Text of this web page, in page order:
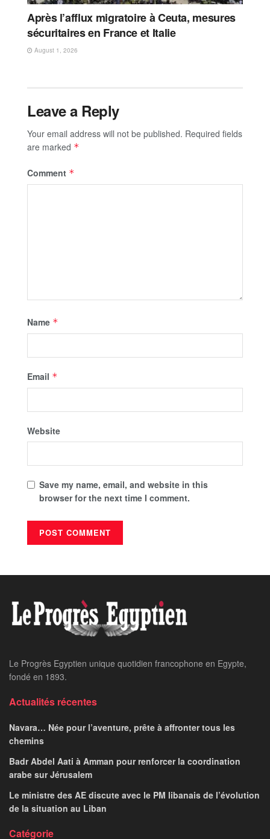
Après l’afflux migratoire à Ceuta, mesures
sécuritaires en France et Italie
August 1, 2026
Leave a Reply
Your email address will not be published. Required fields
are marked *
Comment *
Name *
Email *
Website
Save my name, email, and website in this
browser for the next time I comment.
Situation à Gaza : Abou
Mazen au Caire pour
s’entretenir avec le
Président Al-Sissi
par NEVINE AHMED January 7, 2024